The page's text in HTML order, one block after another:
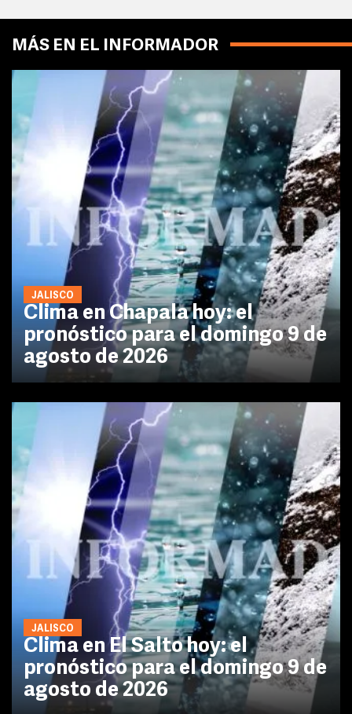
MÁS EN EL INFORMADOR
JALISCO
Clima en Chapala hoy: el
pronóstico para el domingo 9 de
agosto de 2026
JALISCO
Clima en El Salto hoy: el
pronóstico para el domingo 9 de
agosto de 2026